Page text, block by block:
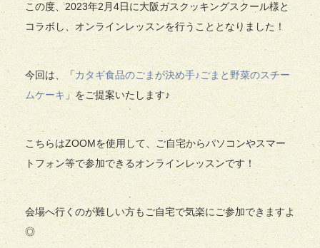
この度、2023年2月4日に大阪ガスクッキングスクール様と
コラボし、オンラインレッスンを行うこととなりました！
今回は、「カタギ食品のごまが決め手♪ごまと野菜のスチー
ムケーキ」をご提案いたします♪
こちらはZOOMを使用して、ご自宅からパソコンやスマー
トフォン等で参加できるオンラインレッスンです！
会場へ行くのが難しい方もご自宅で気楽にご参加できますよ
◎